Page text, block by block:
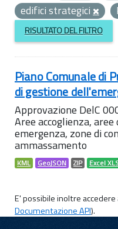
edifici strategici
RISULTATO DEL FILTRO
Piano Comunale di
di gestione
Approvazione DelC
Aree accoglienza,
emergenza, zone di
ammassamento
KML GeoJSON ZIP Excel
E' possibile inoltre
Documentazione API).